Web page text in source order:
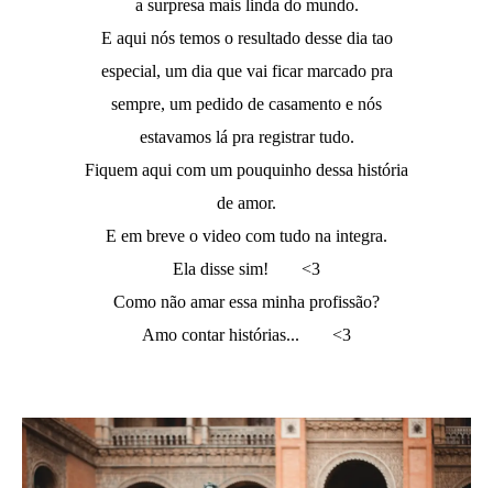
a surpresa mais linda do mundo.
E aqui nós temos o resultado desse dia tao
especial, um dia que vai ficar marcado pra
sempre, um pedido de casamento e nós
estavamos lá pra registrar tudo.
Fiquem aqui com um pouquinho dessa história
de amor.
E em breve o video com tudo na integra.
Ela disse sim!
<3
Como não amar essa minha profissão?
Amo contar histórias...
<3